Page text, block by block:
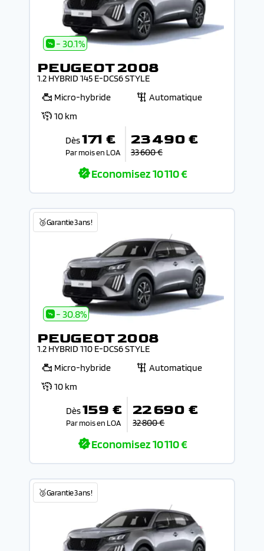
- 30.1%
PEUGEOT 2008
1.2 HYBRID 145 E-DCS6 STYLE
Micro-hybride
Automatique
10 km
Dès171 €
Par mois en LOA
23 490 €
33 600 €
Economisez10 110 €
🥉Garantie 3 ans !
- 30.8%
PEUGEOT 2008
1.2 HYBRID 110 E-DCS6 STYLE
Micro-hybride
Automatique
10 km
Dès159 €
Par mois en LOA
22 690 €
32 800 €
Economisez10 110 €
🥉Garantie 3 ans !